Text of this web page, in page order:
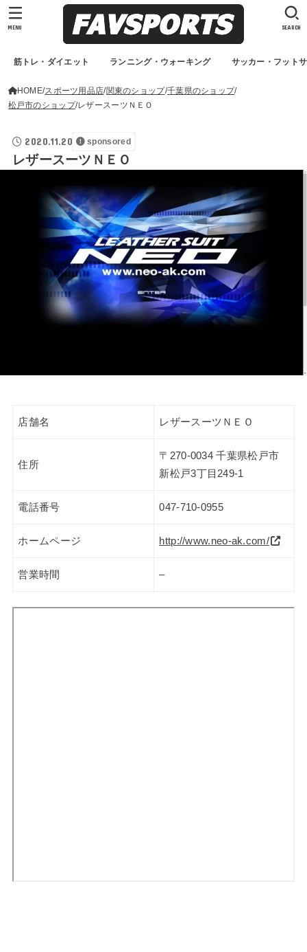
筋トレ・ダイエット ランニング・ウォーキング サッカー・フット
SEARCH
MENU
HOME スポーツ用品店 関東のショップ 千葉県のショップ
松戸市のショップ レザースーツＮＥＯ
2020.11.20 sponsored
レザースーツＮＥＯ
店舗名 レザースーツＮＥＯ
住所
〒270-0034 千葉県松戸市
新松戸3丁目249-1
電話番号 047-710-0955
ホームページ http://www.neo-ak.com/
営業時間 –